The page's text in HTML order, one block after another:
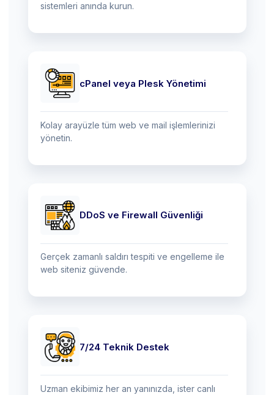
sistemleri anında kurun.
cPanel veya Plesk Yönetimi
Kolay arayüzle tüm web ve mail işlemlerinizi
yönetin.
DDoS ve Firewall Güvenliği
Gerçek zamanlı saldırı tespiti ve engelleme ile
web siteniz güvende.
7/24 Teknik Destek
Uzman ekibimiz her an yanınızda, ister canlı